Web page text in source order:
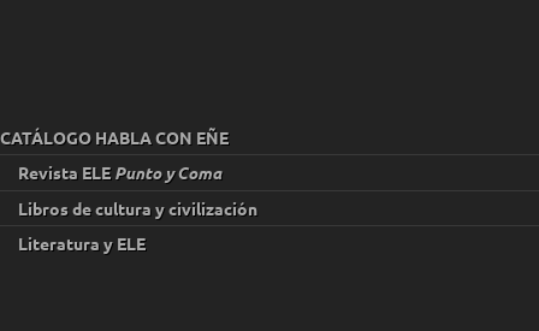
CATÁLOGO HABLA CON EÑE
Revista ELEPunto y Coma
Libros de cultura y civilización
Literatura y ELE